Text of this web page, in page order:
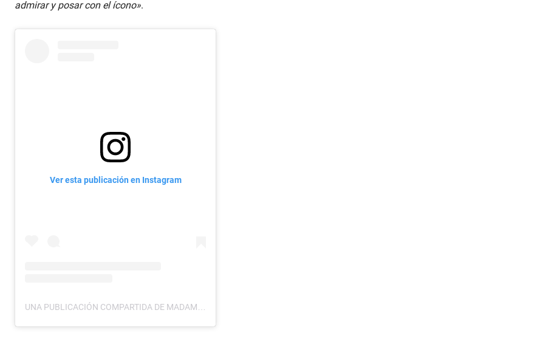
admirar y posar con el ícono».
Ver esta publicación en Instagram
UNA PUBLICACIÓN COMPARTIDA DE MADAME TUSSAUDS WAX MUSEUM USA (@MADAMETUSSAUDSUSA)